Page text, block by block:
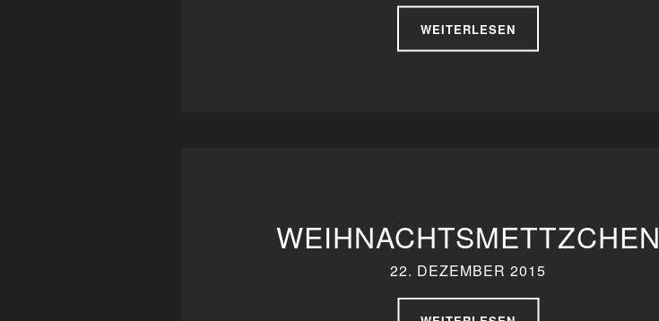
WEITERLESEN
WEIHNACHTSMETTZCHEN
22. DEZEMBER 2015